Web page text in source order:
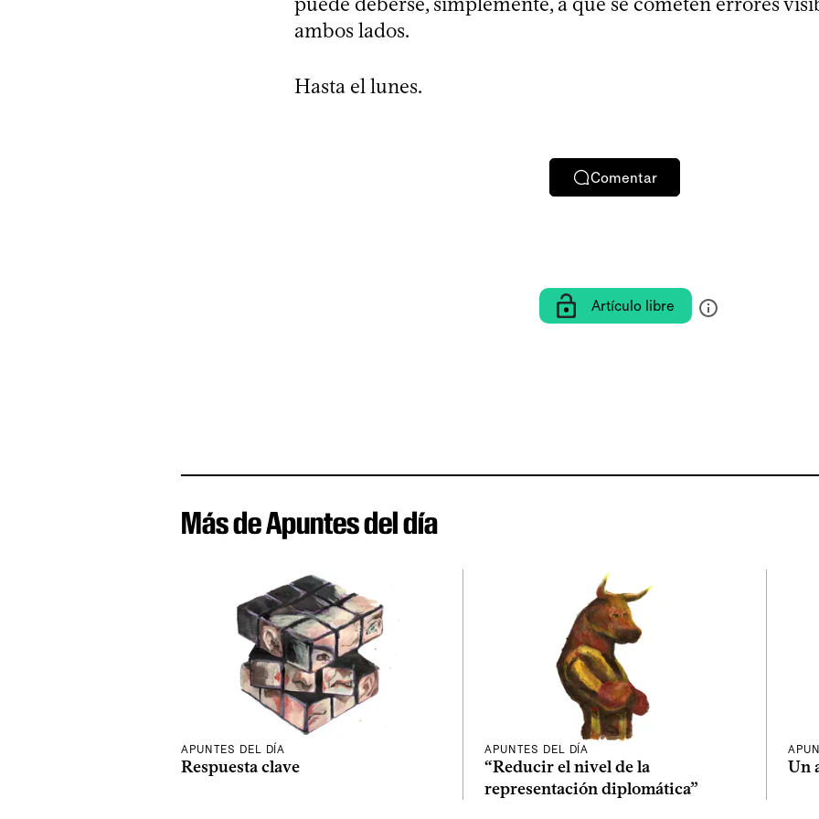
ambos lados.
Hasta el lunes.
Comentar
Artículo libre
Más de Apuntes del día
APUNTES DEL DÍA
Respuesta clave
APUNTES DEL DÍA
“Reducir el nivel de la
representación diplomática”
Un